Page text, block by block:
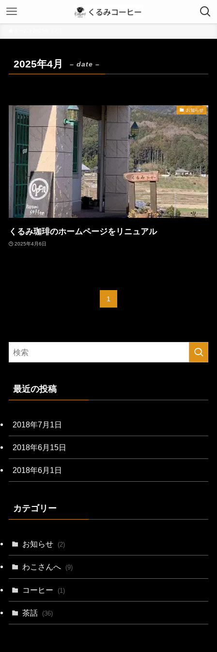
2025年4月 – date –
お知らせ
くるみ珈琲のホームページをリニュアル
2025年4月6日
1
最近の投稿
2018年7月1日
2018年6月15日
2018年6月1日
カテゴリー
お知らせ (2)
わこさんへ (9)
コーヒー (1)
茶話 (36)